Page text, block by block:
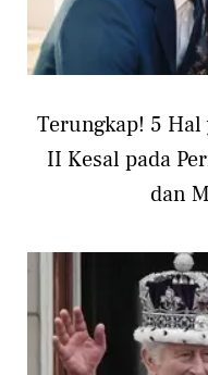
Terungkap! 5
II Kesal pada
dan